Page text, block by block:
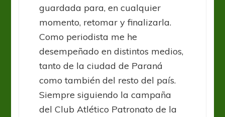
guardada para, en cualquier
momento, retomar y finalizarla.
Como periodista me he
desempeñado en distintos medios,
tanto de la ciudad de Paraná
como también del resto del país.
Siempre siguiendo la campaña
del Club Atlético Patronato de la